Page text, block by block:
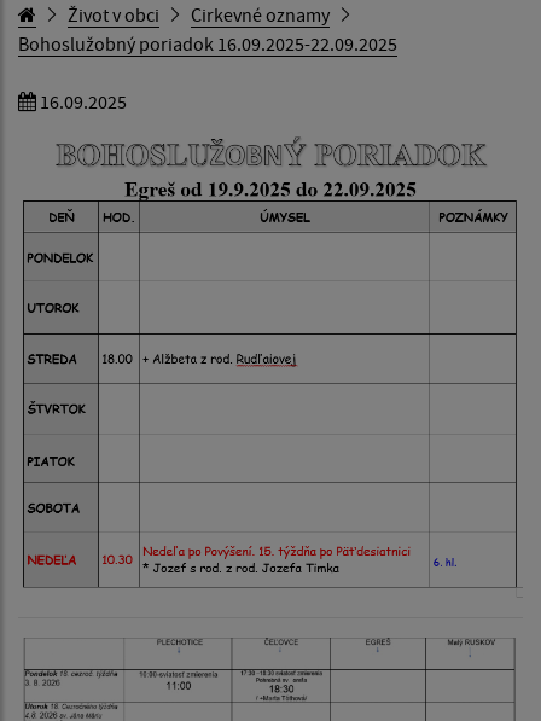
Život v obci
Cirkevné oznamy
Bohoslužobný poriadok 16.09.2025-22.09.2025
16.09.2025